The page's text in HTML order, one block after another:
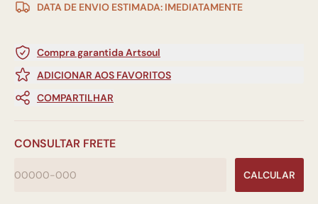
DATA DE ENVIO ESTIMADA: IMEDIATAMENTE
Compra garantida Artsoul
ADICIONAR AOS FAVORITOS
COMPARTILHAR
CONSULTAR FRETE
CALCULAR